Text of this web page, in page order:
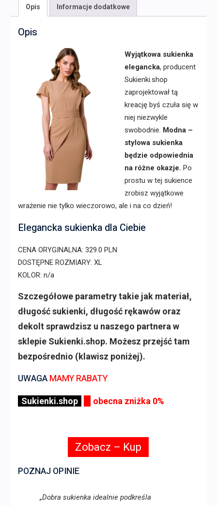
Opis Informacje dodatkowe
Opis
Wyjątkowa sukienka
elegancka, producent
Sukienki.shop
zaprojektował tą
kreację byś czuła się w
niej niezwykle
swobodnie. Modna –
stylowa sukienka
będzie odpowiednia
na różne okazje. Po
prostu w tej sukience
zrobisz wyjątkowe
wrażenie nie tylko wieczorowo, ale i na co dzień!
Elegancka sukienka dla Ciebie
CENA ORYGINALNA: 329.0 PLN
DOSTĘPNE ROZMIARY: XL
KOLOR: n/a
Szczegółowe parametry takie jak materiał,
długość sukienki, długość rękawów oraz
dekolt sprawdzisz u naszego partnera w
sklepie Sukienki.shop. Możesz przejść tam
bezpośrednio (klawisz poniżej).
UWAGAMAMY RABATY
Sukienki.shop obecna zniżka 0%
Zobacz – Kup
POZNAJ OPINIE
„Dobra sukienka idealnie podkreśla